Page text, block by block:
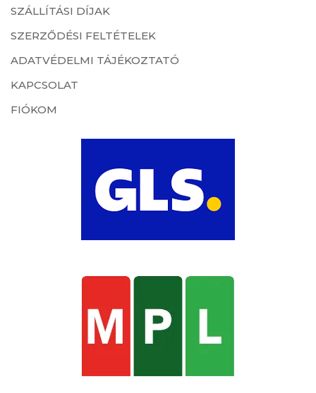
SZÁLLÍTÁSI DÍJAK
SZERZŐDÉSI FELTÉTELEK
ADATVÉDELMI TÁJÉKOZTATÓ
KAPCSOLAT
FIÓKOM